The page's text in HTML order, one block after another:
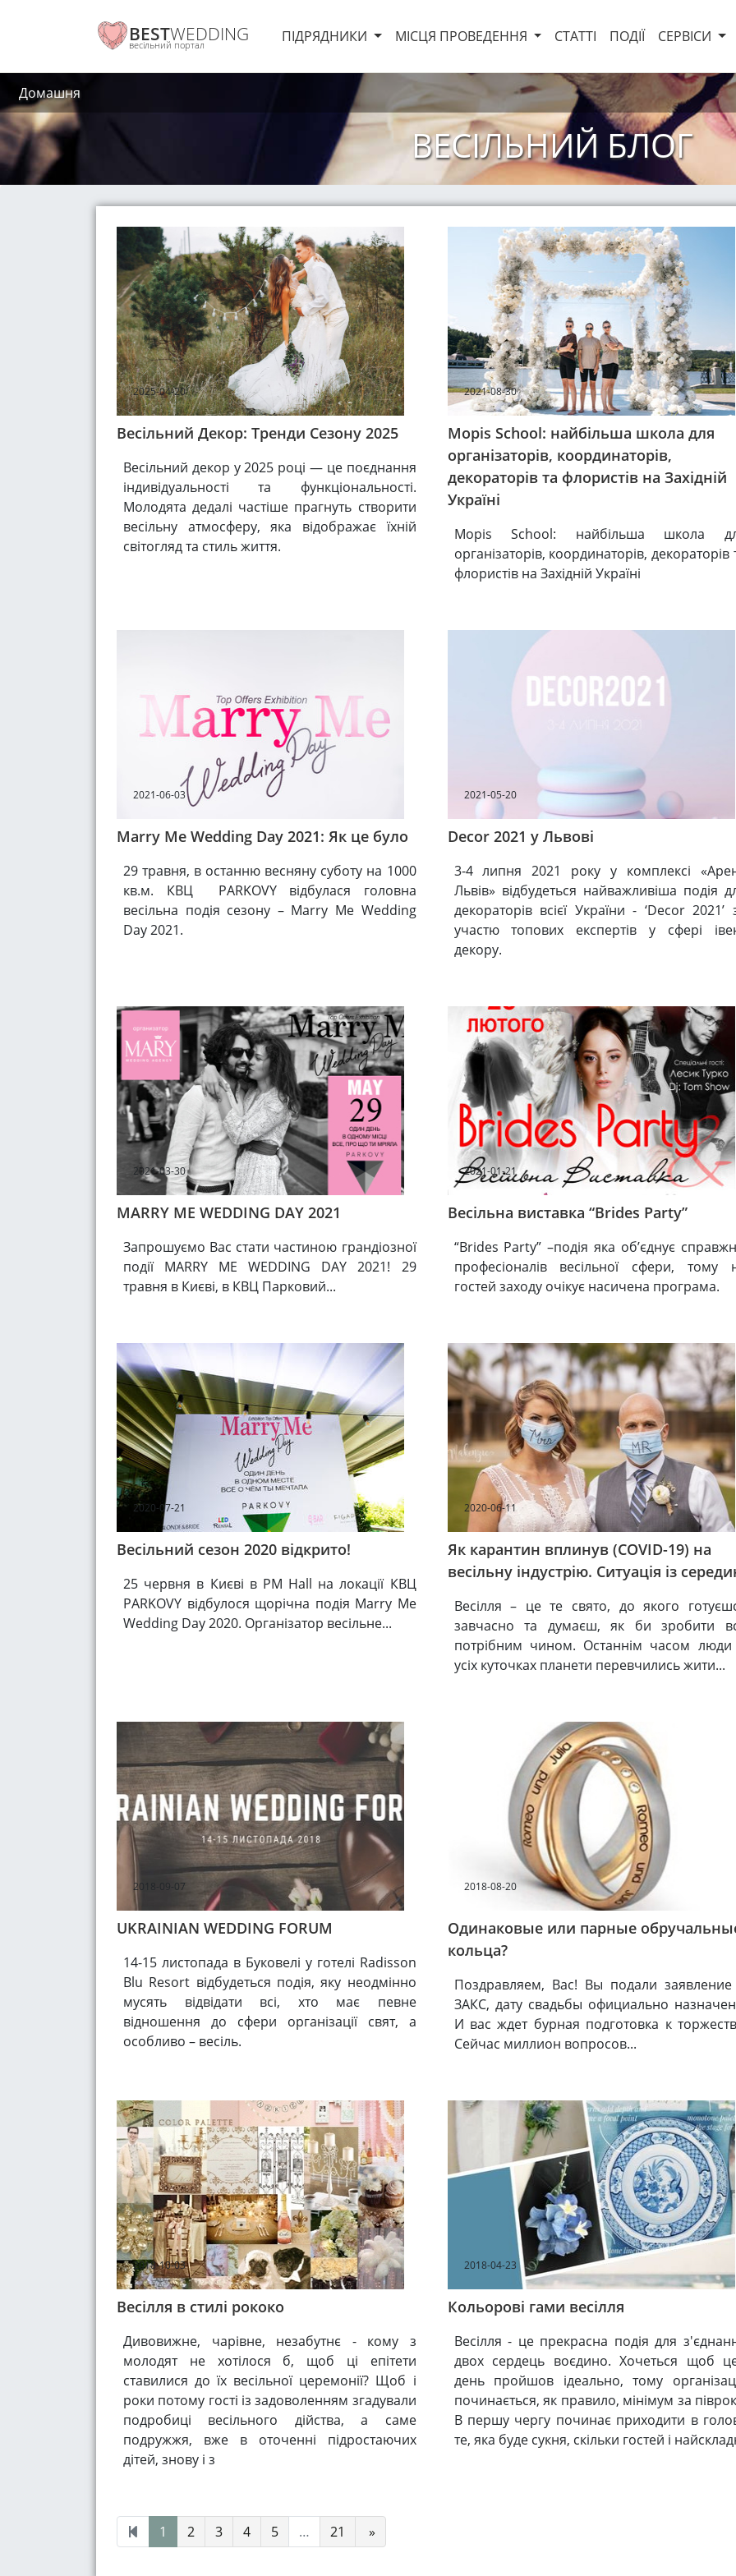
BESTWEDDING
весільний портал ПІДРЯДНИКИ МІСЦЯ ПРОВЕДЕННЯ СТАТТІ ПОДІЇ СЕРВІСИ
Домашня
ВЕСІЛЬНИЙ БЛОГ
2025-04-20
Весільний Декор: Тренди Сезону 2025
Весільний декор у 2025 році — це поєднання
індивідуальності та функціональності.
Молодята дедалі частіше прагнуть створити
весільну атмосферу, яка відображає їхній
світогляд та стиль життя.
2021-08-30
Mopis School: найбільша школа для
організаторів, координаторів,
декораторів та флористів на Західній
Україні
Mopis School: найбільша школа
організаторів, координаторів, декораторів
флористів на Західній Україні
2021-06-03
Marry Me Wedding Day 2021: Як це було
29 травня, в останню весняну суботу на 1000
кв.м. КВЦ PARKOVY відбулася головна
весільна подія сезону – Marry Me Wedding
Day 2021.
2021-05-20
Decor 2021 у Львові
3-4 липня 2021 року у комплексі
Львів» відбудеться найважливіша подія
декораторів всієї України - ‘Decor 2021’
участю топових експертів у сфері
декору.
2021-03-30
MARRY ME WEDDING DAY 2021
Запрошуємо Вас стати частиною грандіозної
події MARRY ME WEDDING DAY 2021! 29
травня в Києві, в КВЦ Парковий...
2021-01-21
Весільна виставка “Brides Party”
“Brides Party” –подія яка об’єднує
професіоналів весільної сфери, тому
гостей заходу очікує насичена програма.
2020-07-21
Весільний сезон 2020 відкрито!
25 червня в Києві в PM Hall на локації КВЦ
PARKOVY відбулося щорічна подія Marry Me
Wedding Day 2020. Організатор весільне...
2020-06-11
Як карантин вплинув (COVID-19) на
весільну індустрію. Ситуація із
Весілля – це те свято, до якого
завчасно та думаєш, як би зробити
потрібним чином. Останнім часом
усіх куточках планети перевчились жити...
2018-09-07
UKRAINIAN WEDDING FORUM
14-15 листопада в Буковелі у готелі Radisson
Blu Resort відбудеться подія, яку неодмінно
мусять відвідати всі, хто має певне
відношення до сфери організації свят, а
особливо – весіль.
2018-08-20
Одинаковые или парные
кольца?
Поздравляем, Вас! Вы подали
ЗАКС, дату свадьбы официально
И вас ждет бурная подготовка к
Сейчас миллион вопросов...
2018-10-03
Весілля в стилі рококо
Дивовижне, чарівне, незабутнє - кому з
молодят не хотілося б, щоб ці епітети
ставилися до їх весільної церемонії? Щоб і
роки потому гості із задоволенням згадували
подробиці весільного дійства, а саме
подружжя, вже в оточенні підростаючих
дітей, знову і з
2018-04-23
Кольорові гами весілля
Весілля - це прекрасна подія для
двох сердець воєдино. Хочеться щоб
день пройшов ідеально, тому
починається, як правило, мінімум за
В першу чергу починає приходити в
те, яка буде сукня, скільки гостей і
1 2 3 4 5 … 21 »